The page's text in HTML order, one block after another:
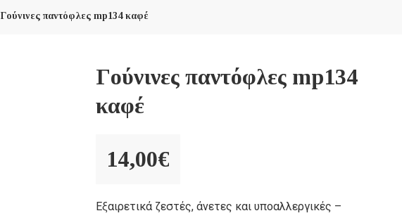
Γούνινες παντόφλες mp134 καφέ
Γούνινες παντόφλες mp134
καφέ
14,00€
Εξαιρετικά ζεστές, άνετες και υποαλλεργικές –